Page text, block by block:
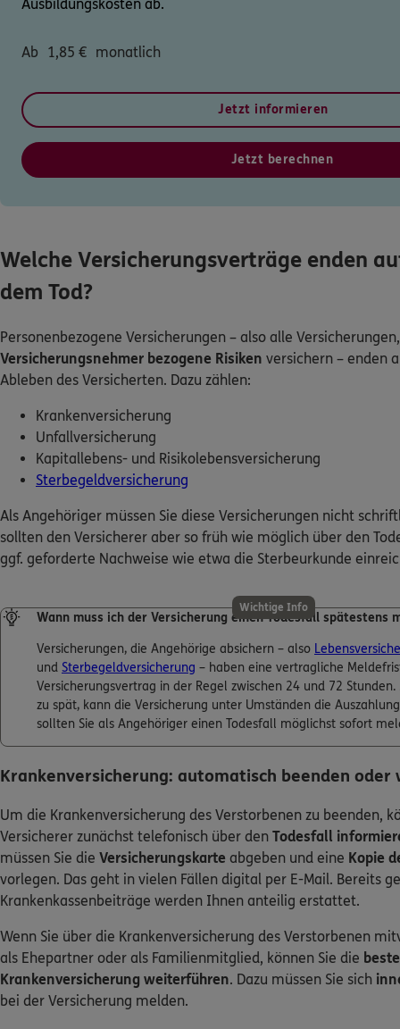
Ausbildungskosten ab.
Ab 1,85 € monatlich
Jetzt informieren
Jetzt berechnen
Welche Versicherungsverträge enden
dem Tod?
Personenbezogene Versicherungen – also alle
Versicherungsnehmer bezogene Risiken versichern – enden
Ableben des Versicherten. Dazu zählen:
Krankenversicherung
Unfallversicherung
Kapitallebens- und Risikolebensversicherung
Sterbegeldversicherung
Als Angehöriger müssen Sie diese Versicherungen nicht
sollten den Versicherer aber so früh wie möglich über den
ggf. geforderte Nachweise wie etwa die Sterbeurkunde
Wichtige Info
Wann muss ich der Versicherung einen Todesfall spätestens
Versicherungen, die Angehörige absichern – also
und Sterbegeldversicherung – haben eine vertragliche
Versicherungsvertrag in der Regel zwischen 24 und 72
zu spät, kann die Versicherung unter Umständen die
sollten Sie als Angehöriger einen Todesfall möglichst sofort
Krankenversicherung: automatisch beenden
Um die Krankenversicherung des Verstorbenen zu beenden,
Versicherer zunächst telefonisch über den Todesfall
müssen Sie die Versicherungskarte abgeben und eine Kopie
vorlegen. Das geht in vielen Fällen digital per E-Mail. Bereits
Krankenkassenbeiträge werden Ihnen anteilig erstattet.
Wenn Sie über die Krankenversicherung des Verstorbenen
als Ehepartner oder als Familienmitglied, können Sie die
Krankenversicherung weiterführen. Dazu müssen Sie sich
bei der Versicherung melden.